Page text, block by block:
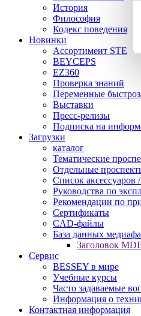
История
Философия
Кодекс поведения
Новинки
Ассортимент STE
BEYCEPS
EZ360
Проверка знаний
Переменные
Выставки
Пресс-релизы
Подписка на
Загрузки
каталог
Тематические
Отдельные
Список аксессуаров
Pуководства по
Рекомендации по
Сертификаты
CAD-файлы
База данных
Заголовок
Сервис
BESSEY в мире
Учебные курсы
Часто задаваемые
Информация о
Контактная информация